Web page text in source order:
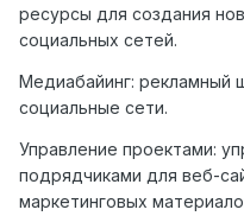
ресурсы для создания
социальных сетей.
Медиабайинг: рекламный
социальные сети.
Управление проектами:
подрядчиками для веб-
маркетинговых